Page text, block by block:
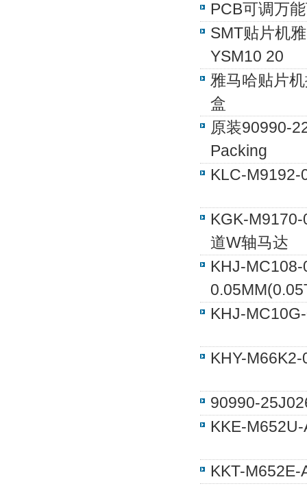
PCB可调万
SMT贴片机
YSM10 20
雅马哈贴片
盒
原装90990-
Packing
KLC-M9192-
KGK-
道W轴马达
KHJ-
KHJ-
KHY-
90990-
KKE-
KKT-M652E-